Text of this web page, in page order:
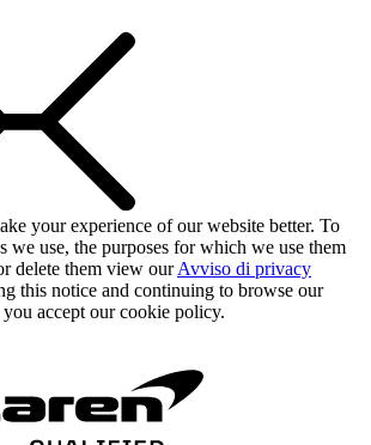
your experience of our website better. To
we use, the purposes for which we use them
delete them view ourAvviso di privacy
this notice and continuing to browse our
accept our cookie policy.